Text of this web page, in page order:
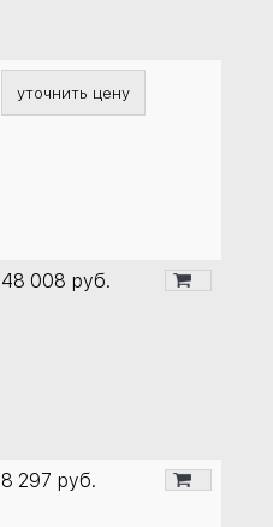
уточнить цену
48 008 руб.
8 297 руб.